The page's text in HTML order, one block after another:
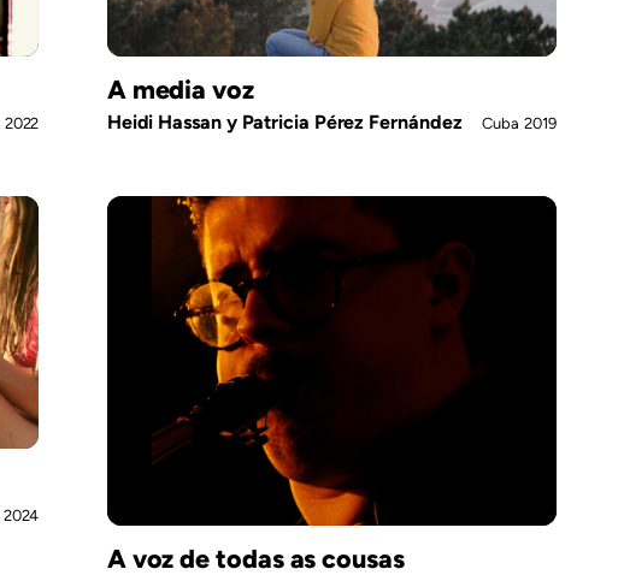
2022
A media voz
Heidi Hassan y Patricia Pérez Fernández Cuba 2019
2024
A voz de todas as cousas